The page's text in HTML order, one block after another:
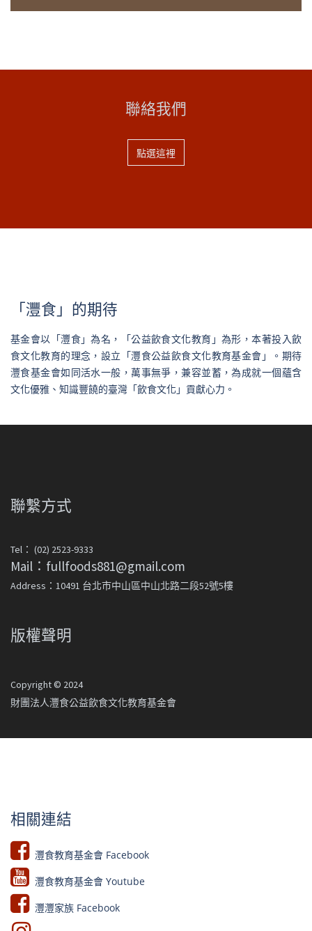
聯絡我們
點選這裡
「灃食」的期待
基金會以「灃食」為名，「公益飲食文化教育」為形，本著投入飲
食文化教育的理念，設立「灃食公益飲食文化教育基金會」。期待
灃食基金會如同活水一般，萬事無爭，兼容並蓄，為成就一個蘊含
文化優雅、知識豐饒的臺灣「飲食文化」貢獻心力。
聯繫方式
Tel： (02) 2523-9333
Mail：fullfoods881@gmail.com
Address：10491 台北市中山區中山北路二段52號5樓
版權聲明
Copyright © 2024
財團法人灃食公益飲食文化教育基金會
相關連結
灃食教育基金會 Facebook​
灃食教育基金會 Youtube​​
灃灃家族 Facebook